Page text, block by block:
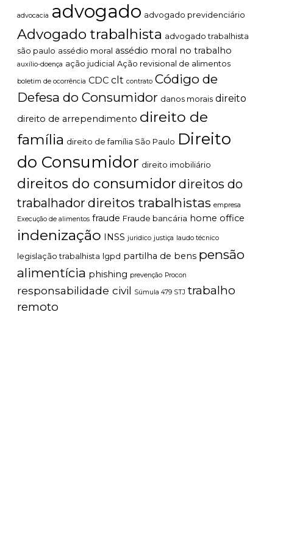
advocacia advogado advogado previdenciário
Advogado trabalhista advogado trabalhista
são paulo assédio moral assédio moral no trabalho
auxílio-doença ação judicial Ação revisional de alimentos
boletim de ocorrência CDC clt contrato Código de
Defesa do Consumidor danos morais direito
direito de arrependimento direito de
família direito de família São Paulo Direito
do Consumidor direito imobiliário
direitos do consumidor direitos do
trabalhador direitos trabalhistas empresa
Execução de alimentos fraude Fraude bancária home office
indenização INSS juridico justiça laudo técnico
legislação trabalhista lgpd partilha de bens pensão
alimentícia phishing prevenção Procon
responsabilidade civil Súmula 479 STJ trabalho
remoto